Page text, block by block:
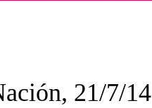
21/7/14